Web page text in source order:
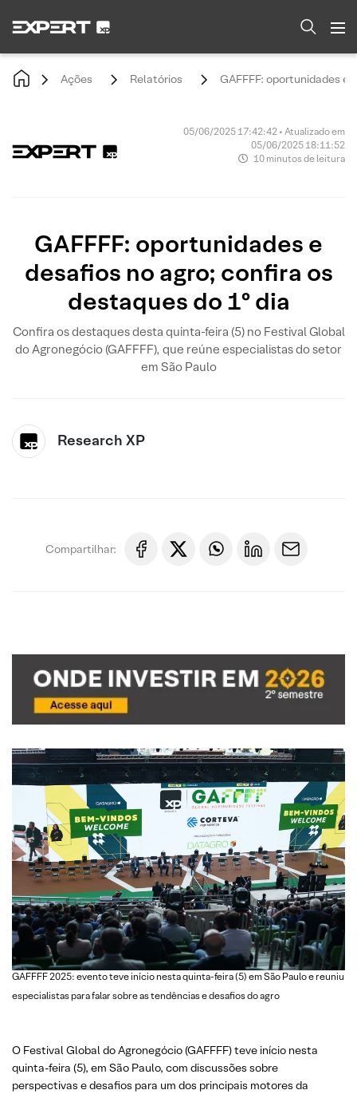
Ações Relatórios GAFFFF: oportunidades e
05/06/2025 17:42:42 • Atualizado em
05/06/2025 18:11:52
10 minutos de leitura
GAFFFF: oportunidades e
desafios no agro; confira os
destaques do 1º dia
Confira os destaques desta quinta-feira (5) no Festival Global
do Agronegócio (GAFFFF), que reúne especialistas do setor
em São Paulo
Research XP
Compartilhar:
GAFFFF 2025: evento teve início nesta quinta-feira (5) em São Paulo e reuniu
especialistas para falar sobre as tendências e desafios do agro
O Festival Global do Agronegócio (GAFFFF) teve início nesta
quinta-feira (5), em São Paulo, com discussões sobre
perspectivas e desafios para um dos principais motores da